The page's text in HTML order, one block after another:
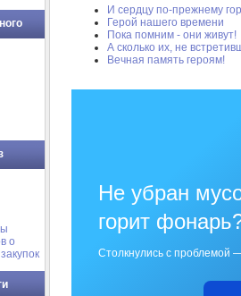
о
И сердцу по-прежнему
Герой нашего времени
Пока помним - они живут!
А сколько их, не
Вечная память героям!
Не убран
горит
Столкнулись с проблемой